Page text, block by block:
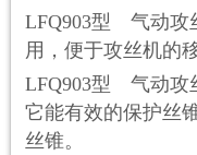
LFQ903型 气动攻
用，便于攻丝机的移
LFQ903型 气动攻
它能有效的保护丝
丝锥。